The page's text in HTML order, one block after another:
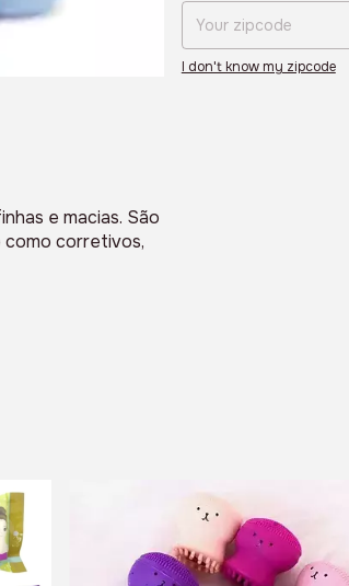
I don't know my zipcode
e macias. São
como corretivos,